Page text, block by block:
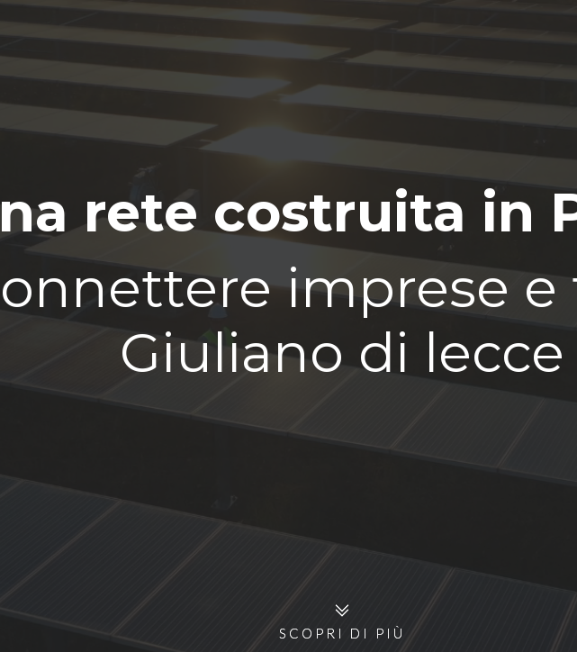
rete costruita in
imprese e
Giuliano di lecce
SCOPRI DI PIÙ
SCOPRI DI PIÙ